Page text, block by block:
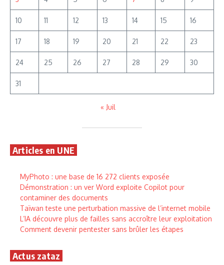
10 11 12 13 14 15 16
17 18 19 20 21 22 23
24 25 26 27 28 29 30
31
« Juil
Articles en UNE
MyPhoto : une base de 16 272 clients exposée
Démonstration : un ver Word exploite Copilot pour
contaminer des documents
Taïwan teste une perturbation massive de l’internet mobile
L’IA découvre plus de failles sans accroître leur exploitation
Comment devenir pentester sans brûler les étapes
Actus zataz